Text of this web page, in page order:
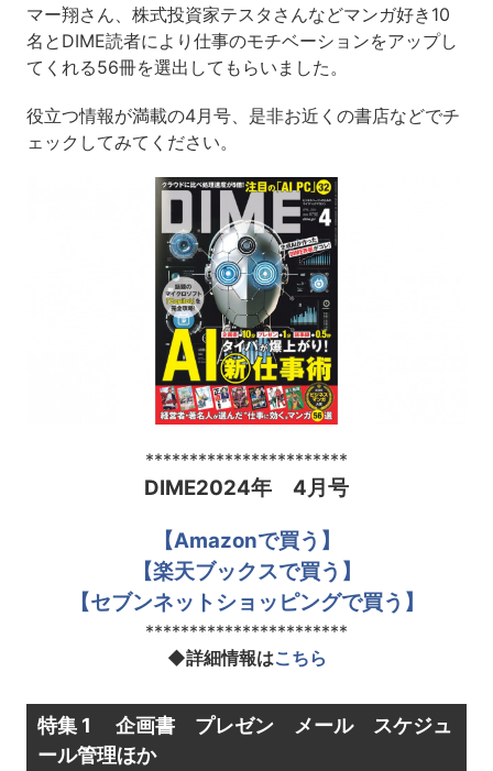
マー翔さん、株式投資家テスタさんなどマンガ好き10
名とDIME読者により仕事のモチベーションをアップし
てくれる56冊を選出してもらいました。
役立つ情報が満載の4月号、是非お近くの書店などでチ
ェックしてみてください。
***********************
DIME2024年 4月号
【Amazonで買う】
【楽天ブックスで買う】
【セブンネットショッピングで買う】
***********************
◆詳細情報はこちら
特集 1 企画書 プレゼン メール スケジュ
ール管理ほか